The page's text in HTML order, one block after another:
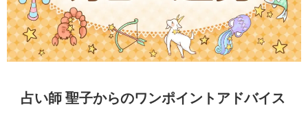
占い師 聖子からのワンポイントアドバイス